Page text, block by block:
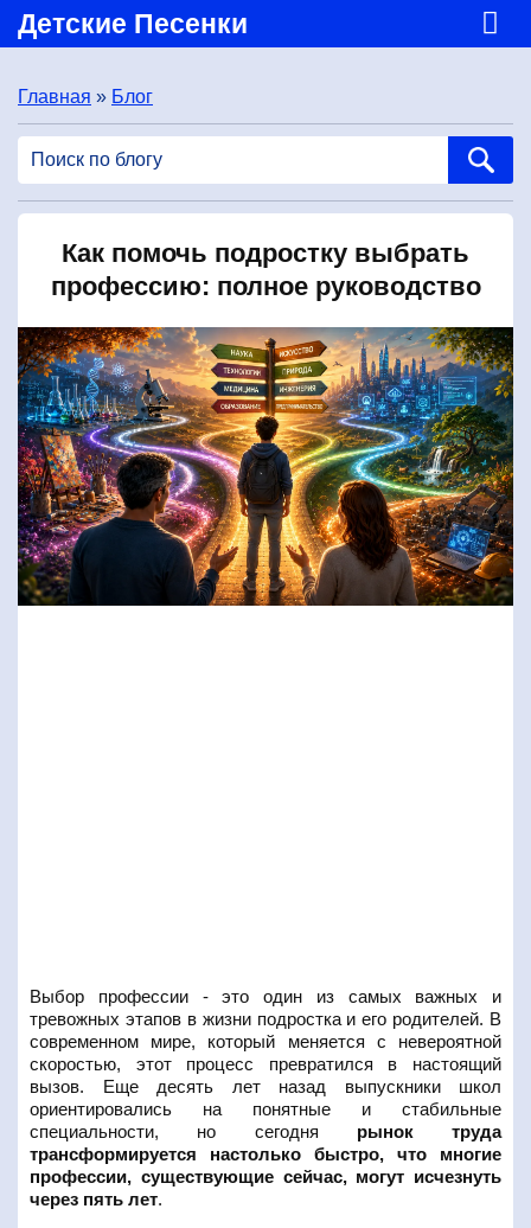
Детские Песенки
Главная » Блог
Как помочь подростку выбрать
профессию: полное руководство
Выбор профессии - это один из самых важных и
тревожных этапов в жизни подростка и его родителей. В
современном мире, который меняется с невероятной
скоростью, этот процесс превратился в настоящий
вызов. Еще десять лет назад выпускники школ
ориентировались на понятные и стабильные
специальности, но сегодня рынок труда
трансформируется настолько быстро, что многие
профессии, существующие сейчас, могут исчезнуть
через пять лет.